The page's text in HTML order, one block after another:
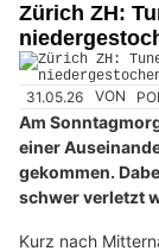
Zürich ZH:
31.05.26 VON
Am
einer
gekommen.
schwer verletzt
Kurz nach